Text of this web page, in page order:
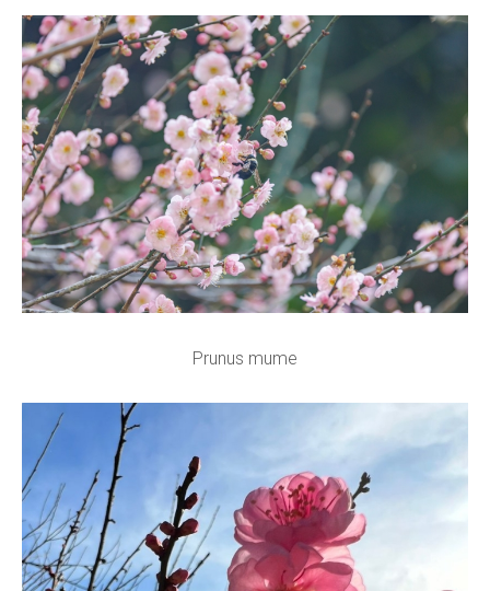
Prunus mume